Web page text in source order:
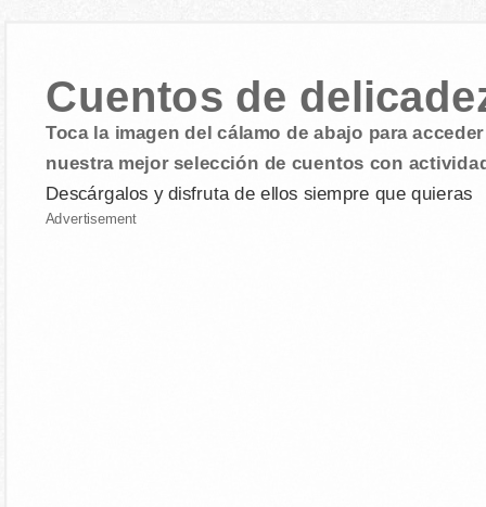
Cuentos de
Toca la imagen del cálamo de abajo para
nuestra mejor selección de cuentos con
Descárgalos y disfruta de ellos siempre que quieras
Advertisement